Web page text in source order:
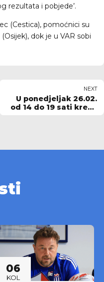
rezultata i pobjede’.
(Cestica), pomoćnici su
dok je u VAR sobi
NEXT
U ponedjeljak 26.02.
od 14 do 19 sati kreće
kluba na ŠC Rudeš!
06
KOL